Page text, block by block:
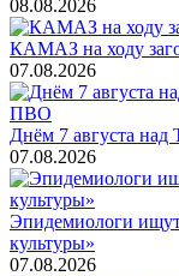
08.08.2026
КАМАЗ на ходу
07.08.2026
Днём 7 августа над
07.08.2026
Эпидемиологи
культуры»
07.08.2026